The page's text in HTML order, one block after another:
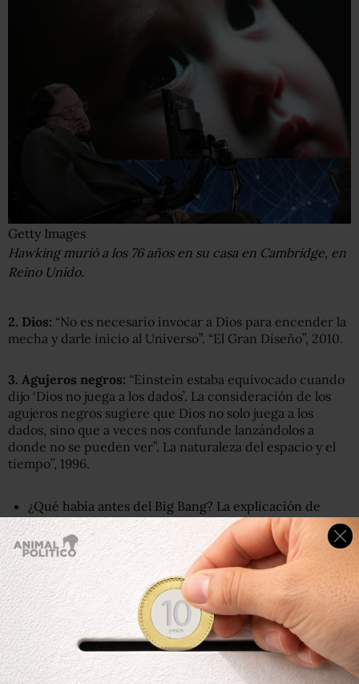
Getty Images
Hawking murió a los 76 años en su casa en Cambridge, en
Reino Unido.
2. Dios: “No es necesario invocar a Dios para encender la
mecha y darle inicio al Universo”. “El Gran Diseño”, 2010.
3. Agujeros negros: “Einstein estaba equivocado cuando
dijo ‘Dios no juega a los dados’. La consideración de los
agujeros negros sugiere que Dios no solo juega a los
dados, sino que a veces nos confunde lanzándolos a
donde no se pueden ver”. La naturaleza del espacio y el
tiempo”, 1996.
¿Qué había antes del Big Bang? La explicación de
Stephen Hawking sobre lo que existía antes de la
aparición del Universo
4. La imperfección del mundo:“Sin la imperfección, ni
tú ni yo existiríamos”. “El universo de Stephen Hawking”,
Discovery Channel, 2010.